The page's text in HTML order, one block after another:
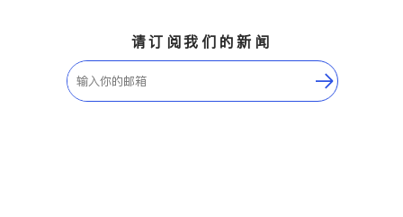
请订阅我们的新闻